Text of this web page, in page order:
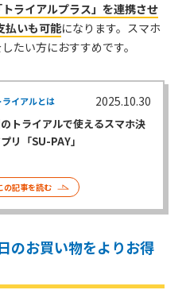
トライアルプラス」を連携させ
払いも可能になります。スマホ
たい方におすすめです。
ライアルとは 2025.10.30
トライアルで使えるスマホ決
リ「SU-PAY」
の記事を読む
のお買い物をよりお得